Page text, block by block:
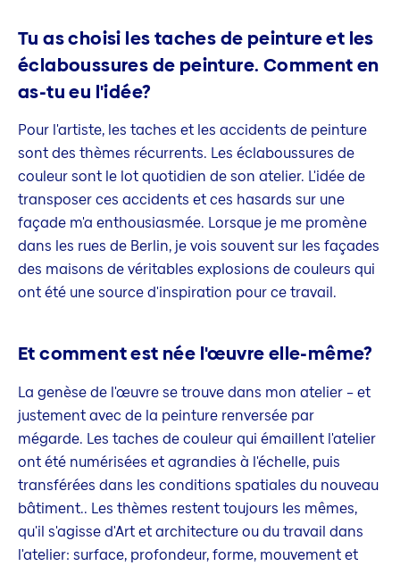
Tu as choisi les taches de peinture et les
éclaboussures de peinture. Comment en
as-tu eu l'idée?
Pour l'artiste, les taches et les accidents de peinture
sont des thèmes récurrents. Les éclaboussures de
couleur sont le lot quotidien de son atelier. L'idée de
transposer ces accidents et ces hasards sur une
façade m'a enthousiasmée. Lorsque je me promène
dans les rues de Berlin, je vois souvent sur les façades
des maisons de véritables explosions de couleurs qui
ont été une source d'inspiration pour ce travail.
Et comment est née l'œuvre elle-même?
La genèse de l'œuvre se trouve dans mon atelier – et
justement avec de la peinture renversée par
mégarde. Les taches de couleur qui émaillent l'atelier
ont été numérisées et agrandies à l'échelle, puis
transférées dans les conditions spatiales du nouveau
bâtiment.. Les thèmes restent toujours les mêmes,
qu'il s'agisse d'Art et architecture ou du travail dans
l'atelier: surface, profondeur, forme, mouvement et